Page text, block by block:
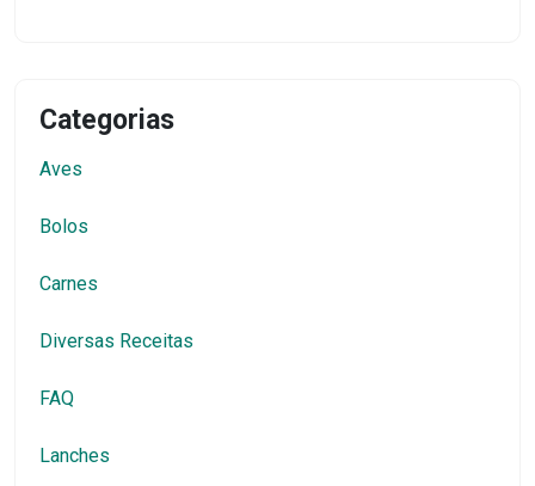
Categorias
Aves
Bolos
Carnes
Diversas Receitas
FAQ
Lanches